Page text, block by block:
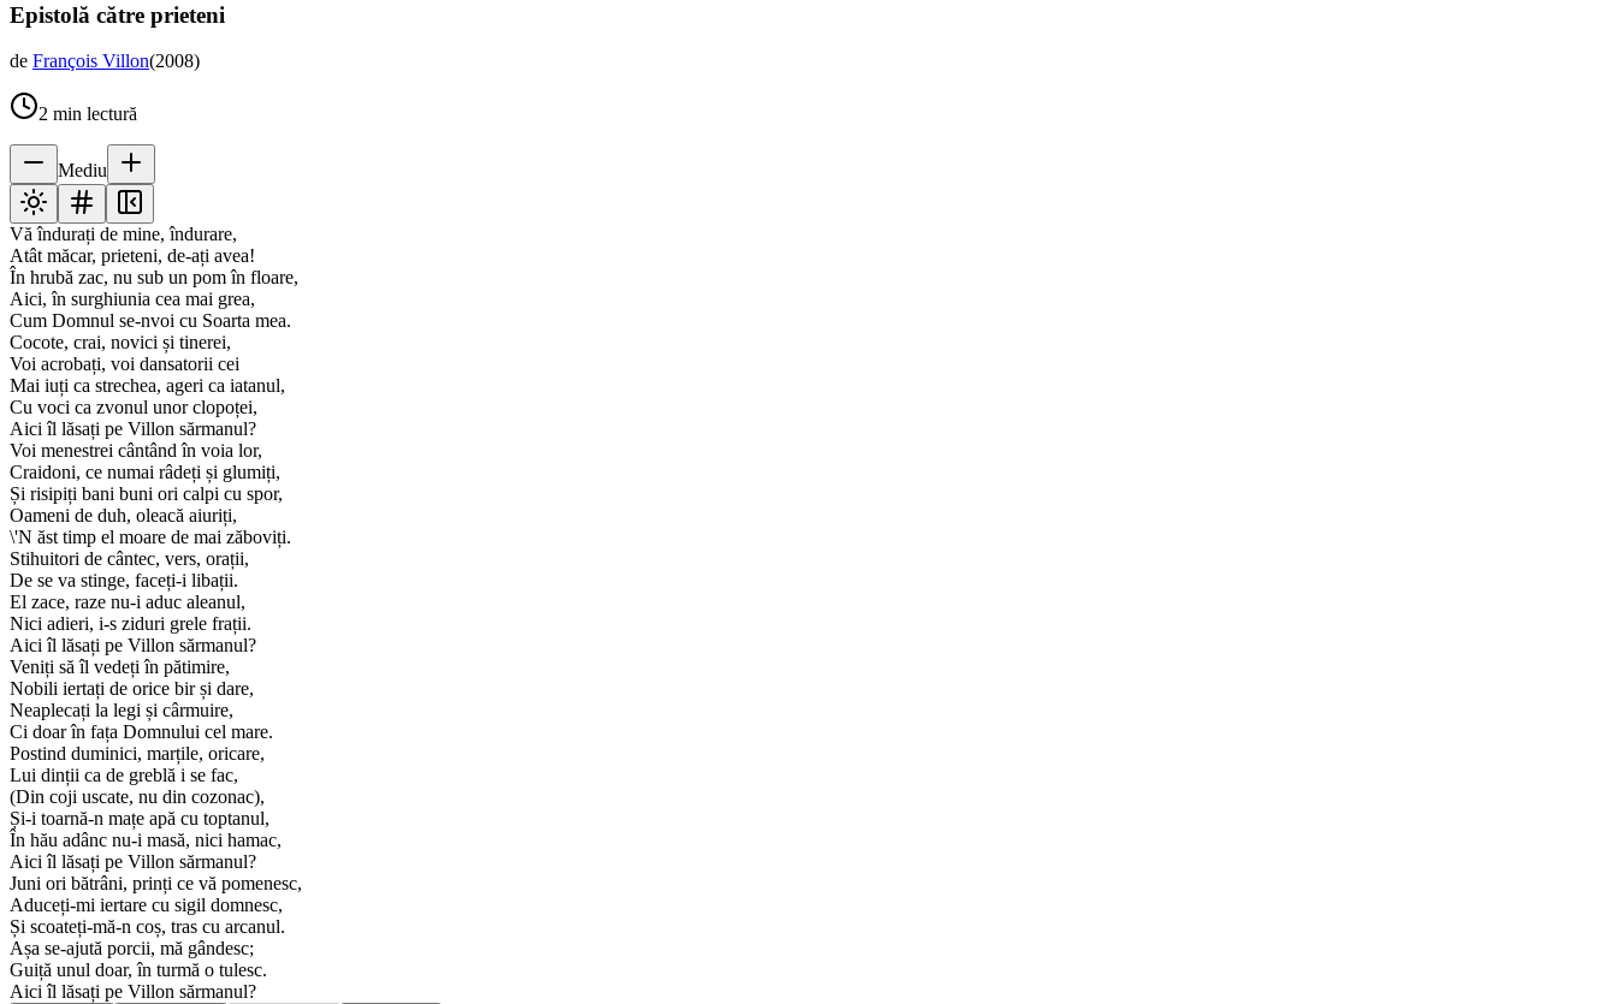
Epistolă către prieteni
de François Villon(2008)
2 min lectură
Mediu
Vă îndurați de mine, îndurare,
Atât măcar, prieteni, de-ați avea!
În hrubă zac, nu sub un pom în floare,
Aici, în surghiunia cea mai grea,
Cum Domnul se-nvoi cu Soarta mea.
Cocote, crai, novici și tinerei,
Voi acrobați, voi dansatorii cei
Mai iuți ca strechea, ageri ca iatanul,
Cu voci ca zvonul unor clopoței,
Aici îl lăsați pe Villon sărmanul?
Voi menestrei cântând în voia lor,
Craidoni, ce numai râdeți și glumiți,
Și risipiți bani buni ori calpi cu spor,
Oameni de duh, oleacă aiuriți,
\'N ăst timp el moare de mai zăboviți.
Stihuitori de cântec, vers, orații,
De se va stinge, faceți-i libații.
El zace, raze nu-i aduc aleanul,
Nici adieri, i-s ziduri grele frații.
Aici îl lăsați pe Villon sărmanul?
Veniți să îl vedeți în pătimire,
Nobili iertați de orice bir și dare,
Neaplecați la legi și cârmuire,
Ci doar în fața Domnului cel mare.
Postind duminici, marțile, oricare,
Lui dinții ca de greblă i se fac,
(Din coji uscate, nu din cozonac),
Și-i toarnă-n mațe apă cu toptanul,
În hău adânc nu-i masă, nici hamac,
Aici îl lăsați pe Villon sărmanul?
Juni ori bătrâni, prinți ce vă pomenesc,
Aduceți-mi iertare cu sigil domnesc,
Și scoateți-mă-n coș, tras cu arcanul.
Așa se-ajută porcii, mă gândesc;
Guiță unul doar, în turmă o tulesc.
Aici îl lăsați pe Villon sărmanul?